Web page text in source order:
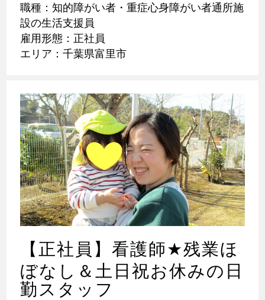
職種：知的障がい者・重症心身障がい者通所施
設の生活支援員
雇用形態：正社員
エリア：千葉県富里市
【正社員】看護師★残業ほ
ぼなし＆土日祝お休みの日
勤スタッフ